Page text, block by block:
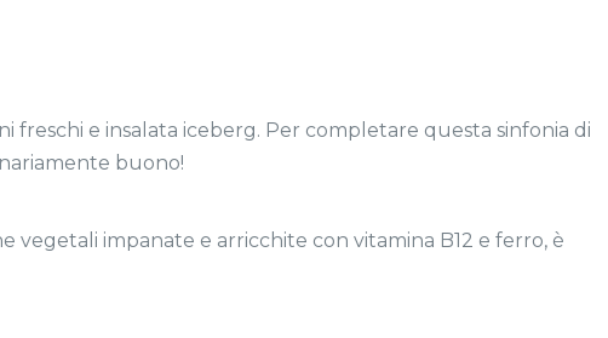
e insalata iceberg. Per completare questa sinfonia di
buono!
impanate e arricchite con vitamina B12 e ferro, è